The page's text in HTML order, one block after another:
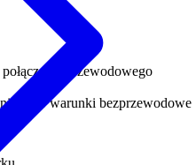
przewodowego
się o warunki bezprzewodowe